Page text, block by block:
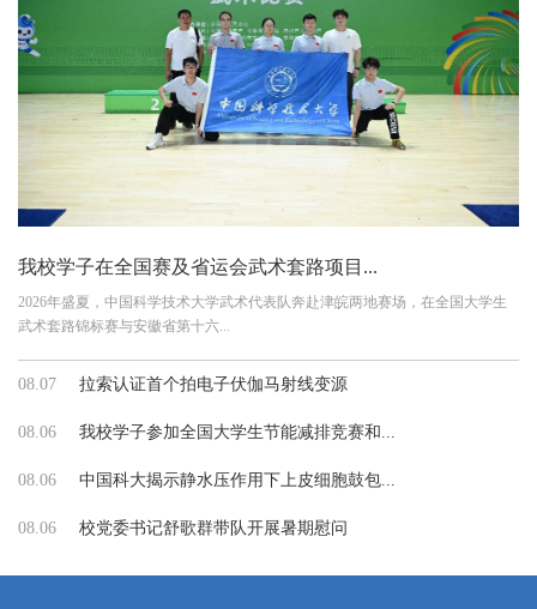
我校学子在全国赛及省运会武术套路项目...
2026年盛夏，中国科学技术大学武术代表队奔赴津皖两地赛场，在全国大学生
武术套路锦标赛与安徽省第十六...
08.07 拉索认证首个拍电子伏伽马射线变源
08.06 我校学子参加全国大学生节能减排竞赛和...
08.06 中国科大揭示静水压作用下上皮细胞鼓包...
08.06 校党委书记舒歌群带队开展暑期慰问